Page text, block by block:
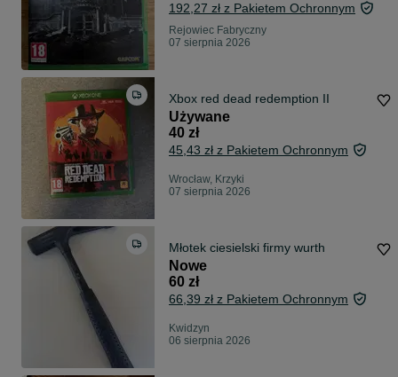
192,27 zł z Pakietem Ochronnym
Rejowiec Fabryczny
07 sierpnia 2026
Xbox red dead redemption II
Używane
40 zł
45,43 zł z Pakietem Ochronnym
Wrocław, Krzyki
07 sierpnia 2026
Młotek ciesielski firmy wurth
Nowe
60 zł
66,39 zł z Pakietem Ochronnym
Kwidzyn
06 sierpnia 2026